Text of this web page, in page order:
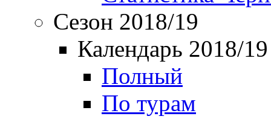
Сезон 2018/19
Календарь 2018/19
Полный
По турам